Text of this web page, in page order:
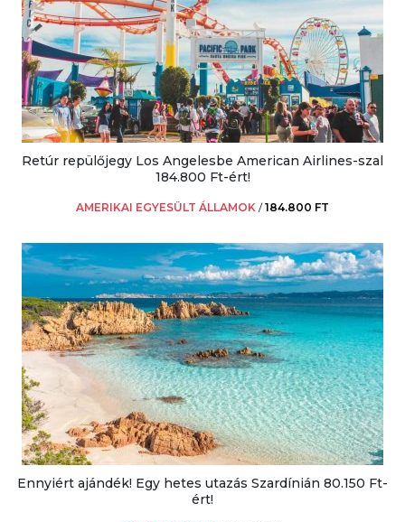
Retúr repülőjegy Los Angelesbe American Airlines-szal
184.800 Ft-ért!
AMERIKAI EGYESÜLT ÁLLAMOK /184.800 FT
Ennyiért ajándék! Egy hetes utazás Szardínián 80.150 Ft-
ért!